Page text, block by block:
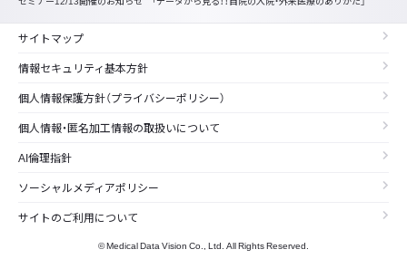
サイトマップ
情報セキュリティ基本方針
個人情報保護方針（プライバシーポリシー）
個人情報・匿名加工情報の取扱いについて
AI倫理指針
ソーシャルメディアポリシー
サイトのご利用について
© Medical Data Vision Co., Ltd. All Rights Reserved.